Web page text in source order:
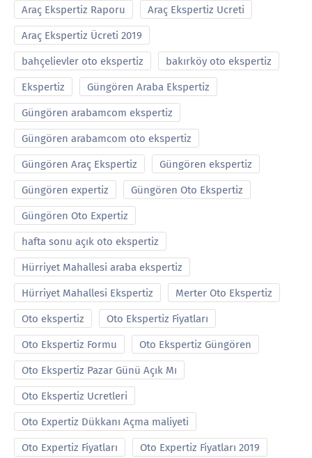
Araç Ekspertiz Raporu Araç Ekspertiz Ucreti
Araç Ekspertiz Ücreti 2019
bahçelievler oto ekspertiz bakırköy oto ekspertiz
Ekspertiz Güngören Araba Ekspertiz
Güngören arabamcom ekspertiz
Güngören arabamcom oto ekspertiz
Güngören Araç Ekspertiz Güngören ekspertiz
Güngören expertiz Güngören Oto Ekspertiz
Güngören Oto Expertiz
hafta sonu açık oto ekspertiz
Hürriyet Mahallesi araba ekspertiz
Hürriyet Mahallesi Ekspertiz Merter Oto Ekspertiz
Oto ekspertiz Oto Ekspertiz Fiyatları
Oto Ekspertiz Formu Oto Ekspertiz Güngören
Oto Ekspertiz Pazar Günü Açık Mı
Oto Ekspertiz Ucretleri
Oto Expertiz Dükkanı Açma maliyeti
Oto Expertiz Fiyatları Oto Expertiz Fiyatları 2019